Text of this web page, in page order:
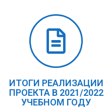
ИТОГИ РЕАЛИЗАЦИИ
ПРОЕКТА В 2021/2022
УЧЕБНОМ ГОДУ